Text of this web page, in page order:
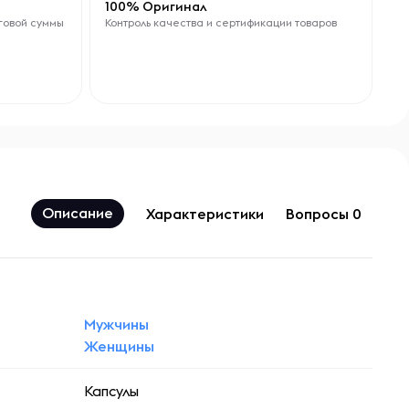
суммы
100% Оригинал
Контроль качества и сертификации товаров
Описание Характеристики Вопросы 0
Мужчины
Женщины
Капсулы